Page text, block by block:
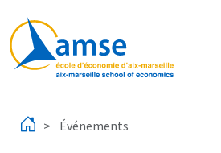
Événements